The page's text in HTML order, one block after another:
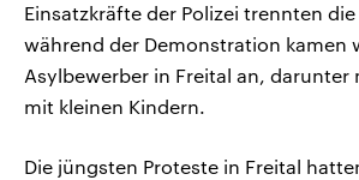
Einsatzkräfte der Polizei trennten
während der Demonstration kamen
Asylbewerber in Freital an, darunter
mit kleinen Kindern.
Die jüngsten Proteste in Freital